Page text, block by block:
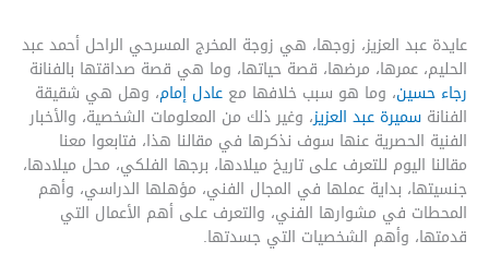
عايدة عبد العزيز، زوجها، هي زوجة المخرج المسرحي الراحل أحمد عبد
الحليم، عمرها، مرضها، قصة حياتها، وما هي قصة صداقتها بالفنانة
رجاء حسين، وما هو سبب خلافها مع عادل إمام، وهل هي شقيقة
الفنانة سميرة عبد العزيز، وغير ذلك من المعلومات الشخصية، والأخبار
الفنية الحصرية عنها سوف نذكرها في مقالنا هذا، فتابعوا معنا
مقالنا اليوم للتعرف على تاريخ ميلادها، برجها الفلكي، محل ميلادها،
جنسيتها، بداية عملها في المجال الفني، مؤهلها الدراسي، وأهم
المحطات في مشوارها الفني، والتعرف على أهم الأعمال التي
قدمتها، وأهم الشخصيات التي جسدتها.